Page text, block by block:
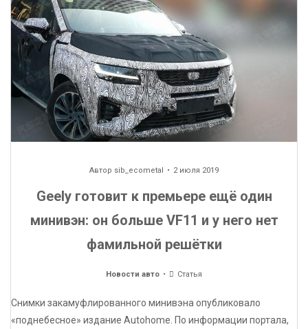
Автор sib_ecometal 2 июля 2019
Geely готовит к премьере ещё один
минивэн: он больше VF11 и у него нет
фамильной решётки
Новости авто Статья
Снимки закамуфлированного минивэна опубликовало
«поднебесное» издание Autohome. По информации портала,